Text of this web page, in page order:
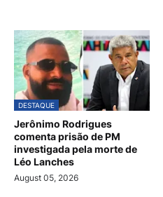
DESTAQUE
Jerônimo Rodrigues
comenta prisão de PM
investigada pela morte de
Léo Lanches
August 05, 2026